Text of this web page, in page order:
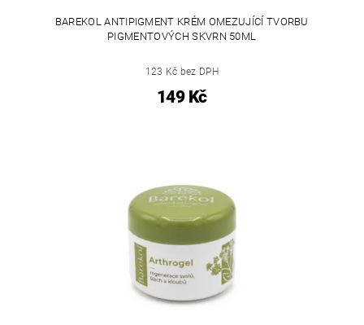
BAREKOL ANTIPIGMENT KRÉM OMEZUJÍCÍ TVORBU
PIGMENTOVÝCH SKVRN 50ML
123 Kč bez DPH
149 Kč